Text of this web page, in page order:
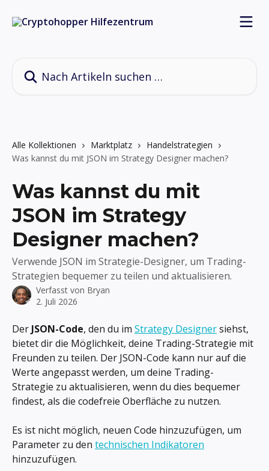
Alle Kollektionen Marktplatz
Handelstrategien
Was kannst du mit JSON im Strategy Designer machen?
Was kannst du mit
JSON im Strategy
Designer machen?
Verwende JSON im Strategie-Designer, um Trading-
Strategien bequemer zu teilen und aktualisieren.
Verfasst von Bryan
2. Juli 2026
Der JSON-Code, den du im Strategy Designer siehst,
bietet dir die Möglichkeit, deine Trading-Strategie mit
Freunden zu teilen. Der JSON-Code kann nur auf die
Werte angepasst werden, um deine Trading-
Strategie zu aktualisieren, wenn du dies bequemer
findest, als die codefreie Oberfläche zu nutzen.
Es ist nicht möglich, neuen Code hinzuzufügen, um
Parameter zu den technischen Indikatoren
hinzuzufügen.